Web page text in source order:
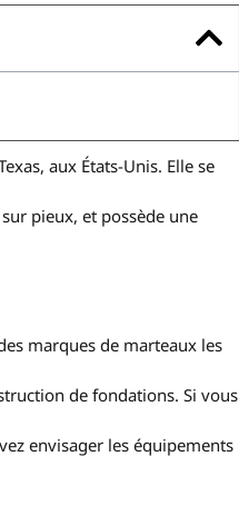
aux États-Unis. Elle se
pieux, et possède une
marques de marteaux les
de fondations. Si vous
envisager les équipements